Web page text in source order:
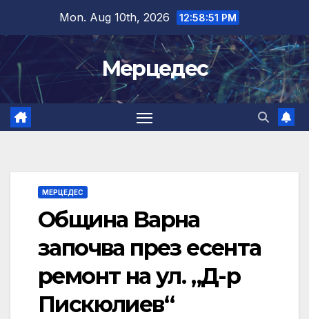
content
Mon. Aug 10th, 2026 12:58:52 PM
Мерцедес
МЕРЦЕДЕС
Община Варна
започва през есента
ремонт на ул. „Д-р
Пискюлиев“